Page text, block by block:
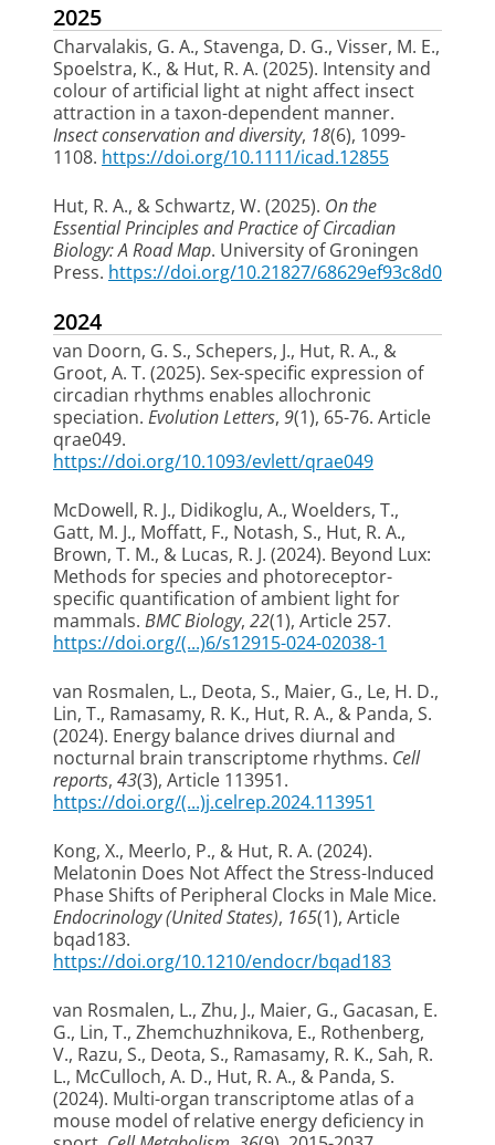
2025
Charvalakis, G. A., Stavenga, D. G., Visser, M. E.,
Spoelstra, K., & Hut, R. A. (2025). Intensity and
colour of artificial light at night affect insect
attraction in a taxon-dependent manner.
Insect conservation and diversity, 18(6), 1099-
1108. https://doi.org/10.1111/icad.12855
Hut, R. A., & Schwartz, W. (2025). On the
Essential Principles and Practice of Circadian
Biology: A Road Map. University of Groningen
Press. https://doi.org/10.21827/68629ef93c8d0
2024
van Doorn, G. S., Schepers, J., Hut, R. A., &
Groot, A. T. (2025). Sex-specific expression of
circadian rhythms enables allochronic
speciation. Evolution Letters, 9(1), 65-76. Article
qrae049.
https://doi.org/10.1093/evlett/qrae049
McDowell, R. J., Didikoglu, A., Woelders, T.,
Gatt, M. J., Moffatt, F., Notash, S., Hut, R. A.,
Brown, T. M., & Lucas, R. J. (2024). Beyond Lux:
Methods for species and photoreceptor-
specific quantification of ambient light for
mammals. BMC Biology, 22(1), Article 257.
https://doi.org/(...)6/s12915-024-02038-1
van Rosmalen, L., Deota, S., Maier, G., Le, H. D.,
Lin, T., Ramasamy, R. K., Hut, R. A., & Panda, S.
(2024). Energy balance drives diurnal and
nocturnal brain transcriptome rhythms. Cell
reports, 43(3), Article 113951.
https://doi.org/(...)j.celrep.2024.113951
Kong, X., Meerlo, P., & Hut, R. A. (2024).
Melatonin Does Not Affect the Stress-Induced
Phase Shifts of Peripheral Clocks in Male Mice.
Endocrinology (United States), 165(1), Article
bqad183.
https://doi.org/10.1210/endocr/bqad183
van Rosmalen, L., Zhu, J., Maier, G., Gacasan, E.
G., Lin, T., Zhemchuzhnikova, E., Rothenberg,
V., Razu, S., Deota, S., Ramasamy, R. K., Sah, R.
L., McCulloch, A. D., Hut, R. A., & Panda, S.
(2024). Multi-organ transcriptome atlas of a
mouse model of relative energy deficiency in